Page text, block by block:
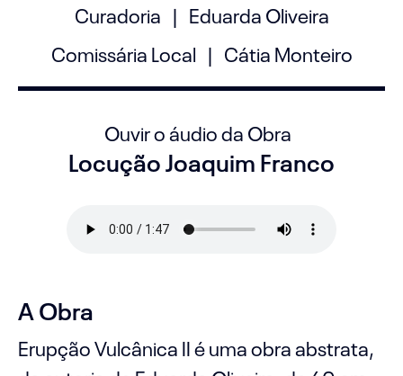
Curadoria | Eduarda Oliveira
Comissária Local | Cátia Monteiro
Ouvir o áudio da Obra
Locução Joaquim Franco
A Obra
Erupção Vulcânica II é uma obra abstrata,